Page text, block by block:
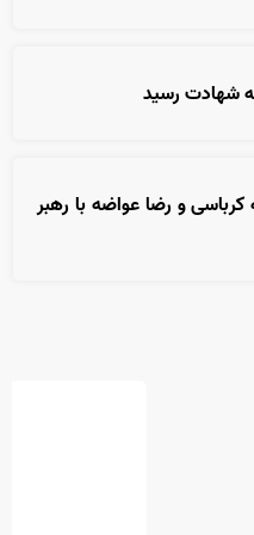
شهادت رسید
و رضا عواضه با رهبر